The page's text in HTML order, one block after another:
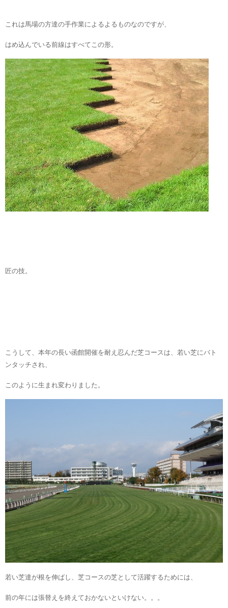
これは馬場の方達の手作業によるよるものなのですが、
はめ込んでいる前線はすべてこの形。
匠の技。
こうして、本年の長い函館開催を耐え忍んだ芝コースは、 若い芝にバト
ンタッチされ、
このように生まれ変わりました。
若い芝達が根を伸ばし、芝コースの芝として活躍するためには、
前の年には張替えを終えておかないといけない。。。